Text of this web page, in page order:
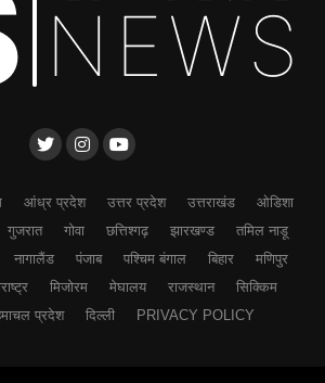
आंध्र प्रदेश उत्तर प्रदेश उत्तराखंड
ओडिशा
गुजरात गोवा छत्तिश्गढ़ झारखण्ड
तमिल नाडू
नागालैंड पंजाब पश्चिम बंगाल बिहार
मणिपुर
मिजोरम मेघालय राजस्थान
सिक्किम
प्रदेश दिल्ली PRIVACY POLICY